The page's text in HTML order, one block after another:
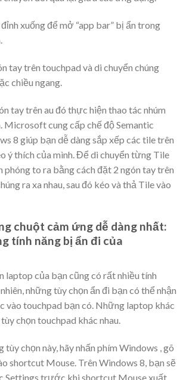
xuống để mở “app bar” bị ẩn trong
tay trên touchpad và di chuyển chúng
chiều ngang.
tay trên au đó thực hiện thao tác nhúm
Microsoft cung cấp chế độ Semantic
8 giúp bạn dễ dàng sắp xếp các tile trên
ý thích của mình. Để di chuyển từng Tile
phóng to ra bằng cách đặt 2 ngón tay trên
ra xa nhau, sau đó kéo và thả Tile vào
chuột cảm ứng dễ dàng nhất:
tính năng bị ẩn đi của
laptop của bạn cũng có rất nhiều tính
những tùy chọn ẩn đi bạn có thể nhận
vào touchpad bạn có. Những laptop khác
chọn touchpad khác nhau.
chọn này, hãy nhấn phím Windows , gõ
shortcut Mouse. Trên Windows 8, bạn sẽ
Settings trước khi shortcut Mouse xuất